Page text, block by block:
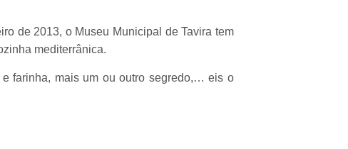
de 2013, o Museu Municipal de Tavira tem
mediterrânica.
farinha, mais um ou outro segredo,… eis o